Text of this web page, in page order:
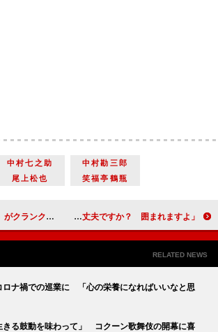
中村七之助
中村勘三郎
尾上松也 笑福亭鶴瓶
間に巡り合えて、すごく幸せ」 岡田准一、武井壮と“架空対決” 岡田「６対１になりますけど、大丈夫ですか？ 囲まれますよ」
RELATED NEWS
ロナ禍での巡業に 「心の栄養になればいいなと思
きる鼓動を味わって」 コクーン歌舞伎の開幕に喜